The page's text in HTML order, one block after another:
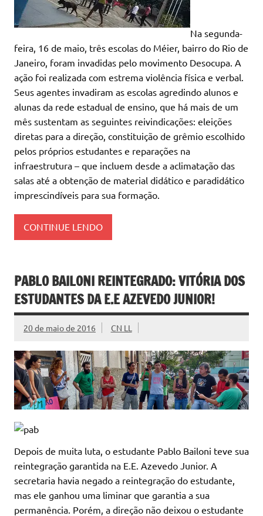
Na segunda-
feira, 16 de maio, três escolas do Méier, bairro do Rio de
Janeiro, foram invadidas pelo movimento Desocupa. A
ação foi realizada com estrema violência física e verbal.
Seus agentes invadiram as escolas agredindo alunos e
alunas da rede estadual de ensino, que há mais de um
mês sustentam as seguintes reivindicações: eleições
diretas para a direção, constituição de grêmio escolhido
pelos próprios estudantes e reparações na
infraestrutura – que incluem desde a aclimatação das
salas até a obtenção de material didático e paradidático
imprescindíveis para sua formação.
CONTINUE LENDO
PABLO BAILONI REINTEGRADO: VITÓRIA DOS
ESTUDANTES DA E.E AZEVEDO JUNIOR!
20 de maio de 2016 CN LL
Depois de muita luta, o estudante Pablo Bailoni teve sua
reintegração garantida na E.E. Azevedo Junior. A
secretaria havia negado a reintegração do estudante,
mas ele ganhou uma liminar que garantia a sua
permanência. Porém, a direção não deixou o estudante